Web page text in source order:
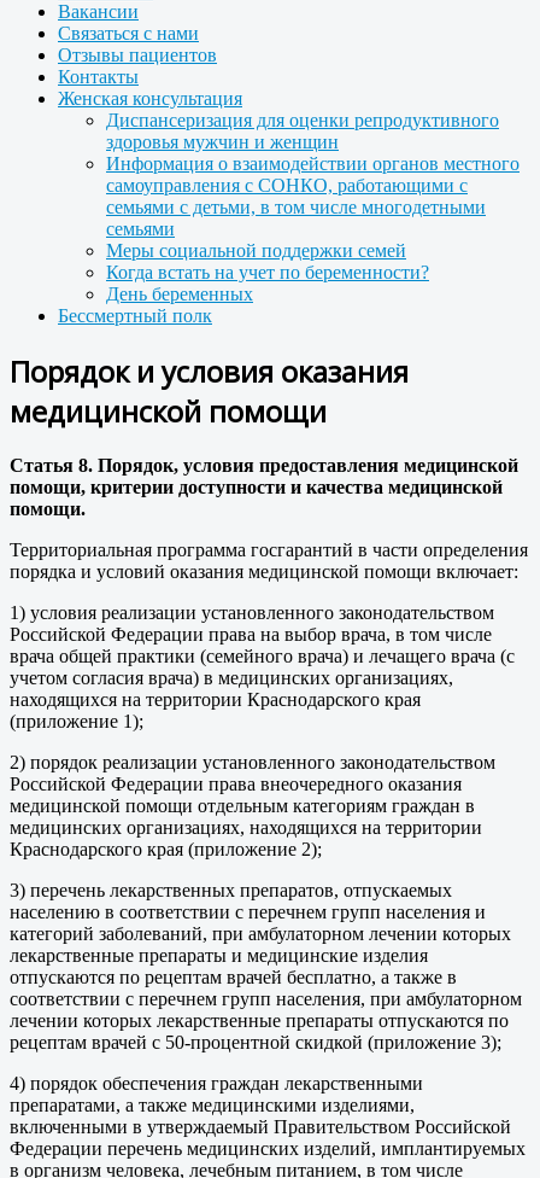
Вакансии
Связаться с нами
Отзывы пациентов
Контакты
Женская консультация
Диспансеризация для оценки репродуктивного
здоровья мужчин и женщин
Информация о взаимодействии органов местного
самоуправления с СОНКО, работающими с
семьями с детьми, в том числе многодетными
семьями
Меры социальной поддержки семей
Когда встать на учет по беременности?
День беременных
Бессмертный полк
Порядок и условия оказания
медицинской помощи
Статья 8. Порядок, условия предоставления медицинской
помощи, критерии доступности и качества медицинской
помощи.
Территориальная программа госгарантий в части определения
порядка и условий оказания медицинской помощи включает:
1) условия реализации установленного законодательством
Российской Федерации права на выбор врача, в том числе
врача общей практики (семейного врача) и лечащего врача (с
учетом согласия врача) в медицинских организациях,
находящихся на территории Краснодарского края
(приложение 1);
2) порядок реализации установленного законодательством
Российской Федерации права внеочередного оказания
медицинской помощи отдельным категориям граждан в
медицинских организациях, находящихся на территории
Краснодарского края (приложение 2);
3) перечень лекарственных препаратов, отпускаемых
населению в соответствии с перечнем групп населения и
категорий заболеваний, при амбулаторном лечении которых
лекарственные препараты и медицинские изделия
отпускаются по рецептам врачей бесплатно, а также в
соответствии с перечнем групп населения, при амбулаторном
лечении которых лекарственные препараты отпускаются по
рецептам врачей с 50-процентной скидкой (приложение 3);
4) порядок обеспечения граждан лекарственными
препаратами, а также медицинскими изделиями,
включенными в утверждаемый Правительством Российской
Федерации перечень медицинских изделий, имплантируемых
в организм человека, лечебным питанием, в том числе